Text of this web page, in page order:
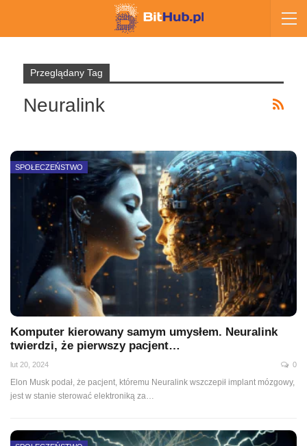
Przeglądany Tag
Neuralink
SPOŁECZEŃSTWO
Komputer kierowany samym umysłem. Neuralink
twierdzi, że pierwszy pacjent…
lut 20, 2024 0
Elon Musk podał, że pacjent, któremu Neuralink wszczepił implant mózgowy,
jest w stanie sterować elektroniką za…